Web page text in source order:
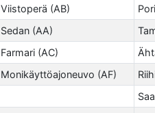
Viistoperä (AB) Pori
Sedan (AA)
Farmari (AC)
Monikäyttöajoneuvo (AF)